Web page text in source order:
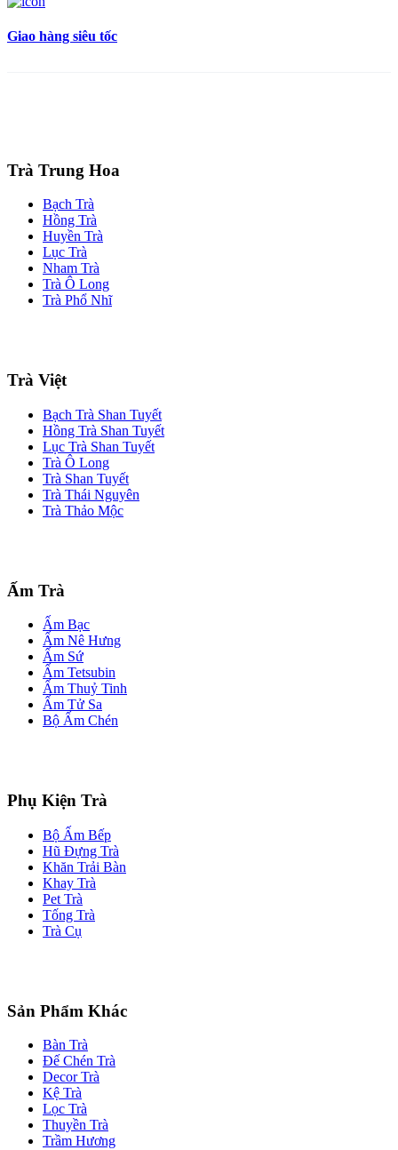
Giao hàng siêu tốc
Trà Trung Hoa
Bạch Trà
Hồng Trà
Huyền Trà
Lục Trà
Nham Trà
Trà Ô Long
Trà Phổ Nhĩ
Trà Việt
Bạch Trà Shan Tuyết
Hồng Trà Shan Tuyết
Lục Trà Shan Tuyết
Trà Ô Long
Trà Shan Tuyết
Trà Thái Nguyên
Trà Thảo Mộc
Ấm Trà
Ấm Bạc
Ấm Nê Hưng
Ấm Sứ
Ấm Tetsubin
Ấm Thuỷ Tinh
Ấm Tử Sa
Bộ Ấm Chén
Phụ Kiện Trà
Bộ Ấm Bếp
Hũ Đựng Trà
Khăn Trải Bàn
Khay Trà
Pet Trà
Tống Trà
Trà Cụ
Sản Phẩm Khác
Bàn Trà
Đế Chén Trà
Decor Trà
Kệ Trà
Lọc Trà
Thuyền Trà
Trầm Hương